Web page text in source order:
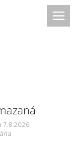
7.8.2026